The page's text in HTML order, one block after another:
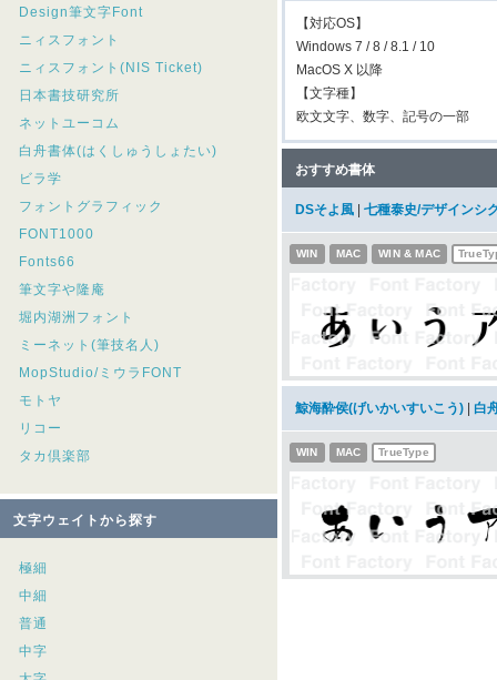
Design筆文字Font
ニィスフォント
ニィスフォント(NIS Ticket)
日本書技研究所
ネットユーコム
白舟書体(はくしゅうしょたい)
ビラ学
フォントグラフィック
FONT1000
Fonts66
筆文字や隆庵
堀内湖洲フォント
ミーネット(筆技名人)
MopStudio/ミウラFONT
モトヤ
リコー
タカ倶楽部
文字ウェイトから探す
極細
中細
普通
中字
【対応OS】
Windows 7 / 8 / 8.1 / 10
MacOS X 以降
【文字種】
欧文文字、数字、記号の一部
おすすめ書体
DSそよ風 七種泰史/デザインシ
WIN MAC WIN & MAC
鯨海酔侯(げいかいすいこう) 白
WIN MAC TrueType